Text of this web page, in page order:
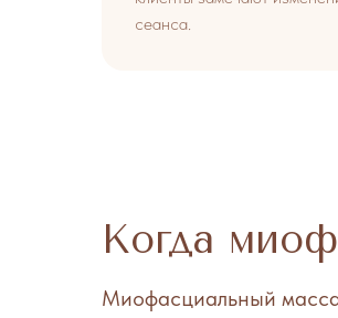
сеанса.
Когда
Миофасциальный